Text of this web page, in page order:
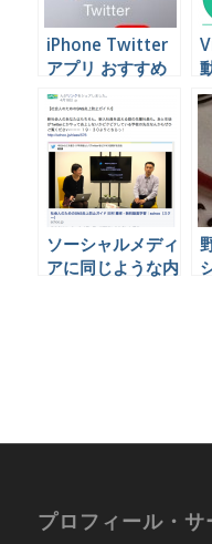
iPhone Twitter
アプリ おすすめ
比較
ソーシャルメディ
アに同じような内
プロフィール・